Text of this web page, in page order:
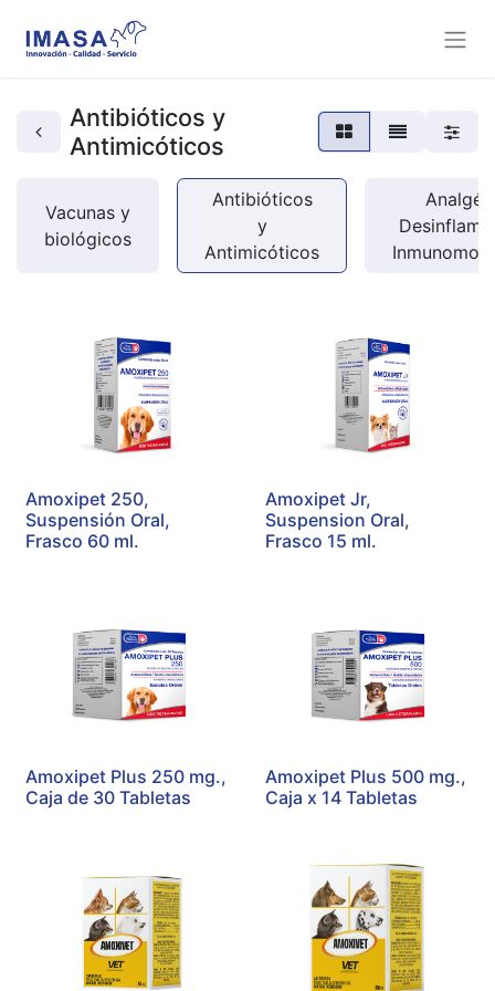
Antibióticos y
Antimicóticos
Vacunas y
biológicos
Antibióticos
y
Antimicóticos
Amoxipet 250,
Suspensión Oral,
Frasco 60 ml.
Amoxipet Jr,
Suspension Oral,
Frasco 15 ml.
Amoxipet Plus 250 mg.,
Caja de 30 Tabletas
Amoxipet Plus 500 mg.,
Caja x 14 Tabletas